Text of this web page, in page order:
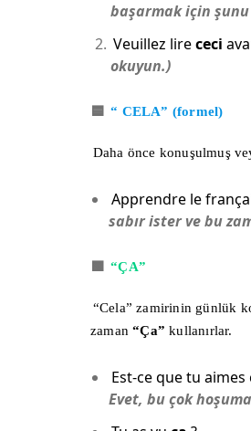
başarmak için şunu
Veuillez lirececi
okuyun.)
“ CELA” (formel)
Daha önce konuşulmuş
Apprendre le
sabır ister ve bu
“ÇA”
“Cela” zamirinin günlük
zaman“Ça” kullanırlar.
Est-ce que tu
Evet, bu çok